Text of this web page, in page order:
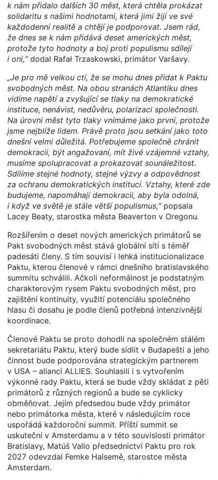
k nám přidalo dalších 30 měst, která chtěla prokázat
solidaritu s našimi hodnotami, která jimi žijí ve své
každodenní realitě a chtějí je podporovat. Jsem rád,
že dnes se k nám přidává deset amerických měst,
protože tyto hodnoty a boj proti populismu sdílejí
i oni,“dodal Rafał Trzaskowski, primátor Varšavy.
„Je pro mě velkou ctí, že se mohu dnes přidat k Paktu
svobodných měst. Na obou stranách Atlantiku dnes
vidíme napětí a zvyšující se tlaky na demokratické
instituce, nenávist, nedůvěru, polarizaci společnosti.
Na úrovni měst tyto tlaky vnímáme jako první, protože
jsme nejblíže lidem. Právě proto jsou setkání jako toto
dnešní velmi důležitá. Potřebujeme společně chránit
demokracii, být angažovaní, mít živé vzájemné vztahy,
musíme spolupracovat a prokazovat sounáležitost.
Sdílíme stejné hodnoty, stejné výzvy a odpovědnost
za ochranu demokratických institucí. Vztahy, které zde
budujeme, napomáhají demokracii, aby byla odolná,
i když ve světě je stále větší populismus,“popsala
Lacey Beaty, starostka města Beaverton v Oregonu.
Rozšířením o deset nových amerických primátorů se
Pakt svobodných měst stává globální sítí s téměř
padesáti členy. S tím souvisí i lehká institucionalizace
Paktu, kterou členové v rámci dnešního bratislavského
summitu schválili. Ačkoli neformálnost je podstatným
charakterovým rysem Paktu svobodných měst, pro
zajištění kontinuity, využití potenciálu společného
hlasu či dosahu je podle členů potřebná intenzivnější
koordinace.
Členové Paktu se proto dohodli na společném stálém
sekretariátu Paktu, který bude sídlit v Budapešti a jeho
činnost bude podporována strategickým partnerem
v USA – aliancí ALLIES. Souhlasili i s vytvořením
výkonné rady Paktu, která se bude vždy skládat z pěti
primátorů z různých regionů a bude se cyklicky
obměňovat. Jejím předsedou bude vždy primátor
nebo primátorka města, které v následujícím roce
uspořádá každoroční summit. Příští summit se
uskuteční v Amsterdamu a v této souvislosti primátor
Bratislavy, Matúš Vallo předsednictví Paktu pro rok
2027 odevzdal Femke Halsemě, starostce města
Amsterdam.